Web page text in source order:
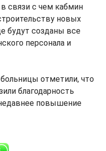
связи с чем кабмин
новых
будут созданы все
персонала и
отметили, что
благодарность
повышение